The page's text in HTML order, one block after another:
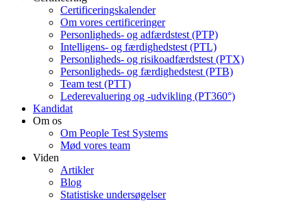
Certificeringskalender
Om vores certificeringer
Personligheds- og adfærdstest (PTP)
Intelligens- og færdighedstest (PTL)
Personligheds- og risikoadfærdstest (PTX)
Personligheds- og færdighedstest (PTB)
Team test (PTT)
Lederevaluering og -udvikling (PT360°)
Kandidat
Om os
Om People Test Systems
Mød vores team
Viden
Artikler
Blog
Statistiske undersøgelser